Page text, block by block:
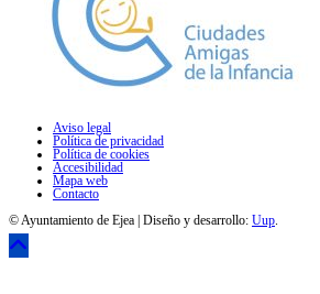
Aviso legal
Política de privacidad
Política de cookies
Accesibilidad
Mapa web
Contacto
© Ayuntamiento de Ejea | Diseño y desarrollo: Uup.